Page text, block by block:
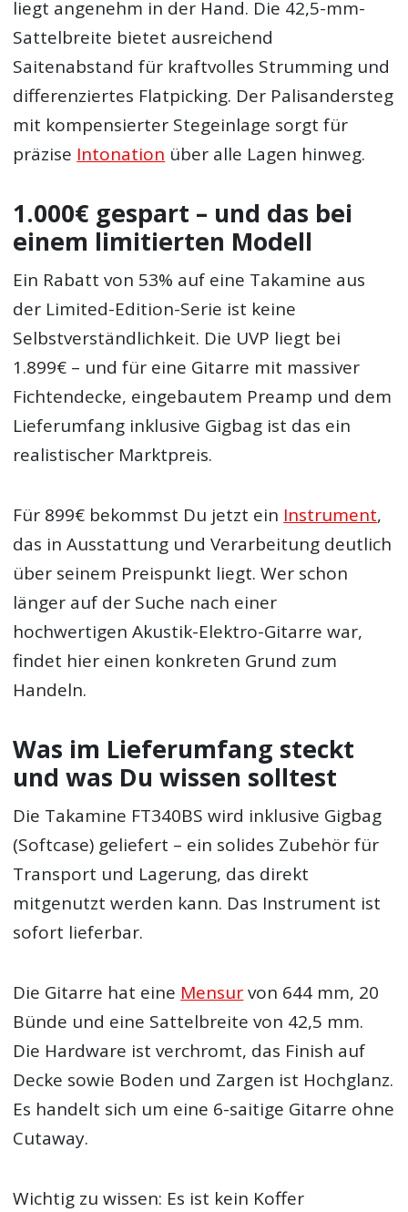
liegt angenehm in der Hand. Die 42,5-mm-
Sattelbreite bietet ausreichend
Saitenabstand für kraftvolles Strumming und
differenziertes Flatpicking. Der Palisandersteg
mit kompensierter Stegeinlage sorgt für
präzise Intonation über alle Lagen hinweg.
1.000€ gespart – und das bei
einem limitierten Modell
Ein Rabatt von 53% auf eine Takamine aus
der Limited-Edition-Serie ist keine
Selbstverständlichkeit. Die UVP liegt bei
1.899€ – und für eine Gitarre mit massiver
Fichtendecke, eingebautem Preamp und dem
Lieferumfang inklusive Gigbag ist das ein
realistischer Marktpreis.
Für 899€ bekommst Du jetzt ein Instrument,
das in Ausstattung und Verarbeitung deutlich
über seinem Preispunkt liegt. Wer schon
länger auf der Suche nach einer
hochwertigen Akustik-Elektro-Gitarre war,
findet hier einen konkreten Grund zum
Handeln.
Was im Lieferumfang steckt
und was Du wissen solltest
Die Takamine FT340BS wird inklusive Gigbag
(Softcase) geliefert – ein solides Zubehör für
Transport und Lagerung, das direkt
mitgenutzt werden kann. Das Instrument ist
sofort lieferbar.
Die Gitarre hat eine Mensurvon 644 mm, 20
Bünde und eine Sattelbreite von 42,5 mm.
Die Hardware ist verchromt, das Finish auf
Decke sowie Boden und Zargen ist Hochglanz.
Es handelt sich um eine 6-saitige Gitarre ohne
Cutaway.
Wichtig zu wissen: Es ist kein Koffer